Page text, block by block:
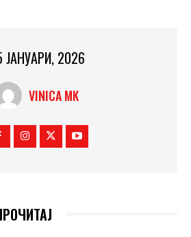
ЈАНУАРИ, 2026
VINICA MK